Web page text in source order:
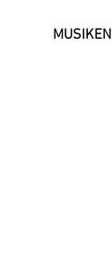
MUSIKEN